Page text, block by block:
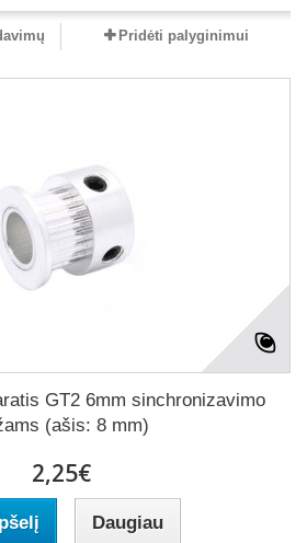
Pridėti palyginimui
GT2 6mm sinchronizavimo
(ašis: 8 mm)
2,25€
Daugiau